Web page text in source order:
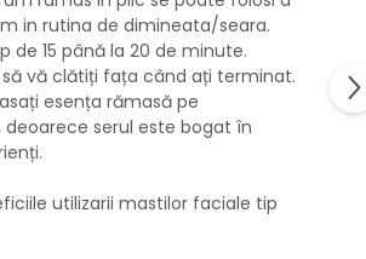
in rutina de dimineata/seara.
de 15 până la 20 de minute.
vă clătiți fața când ați terminat.
esența rămasă pe
serul este bogat în
utilizarii mastilor faciale tip